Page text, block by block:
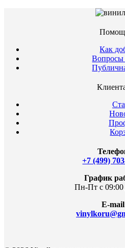
Как
Вопросы
+7 (499)
График
Пн-Пт с 09:00
E-